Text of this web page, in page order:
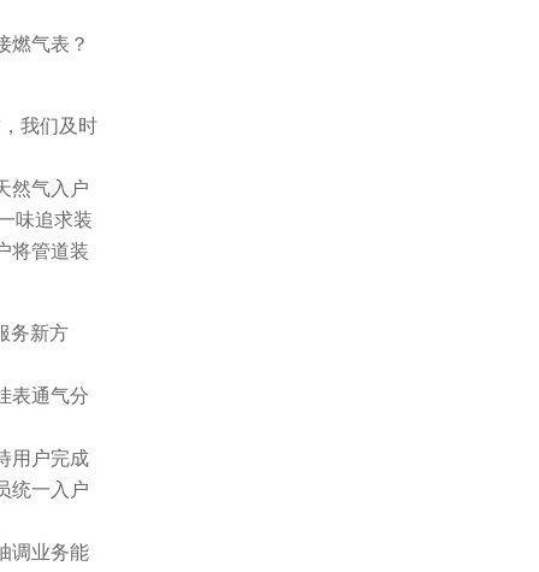
燃气表？
我们及时
然气入户
味追求装
将管道装
务新方
表通气分
用户完成
统一入户
调业务能